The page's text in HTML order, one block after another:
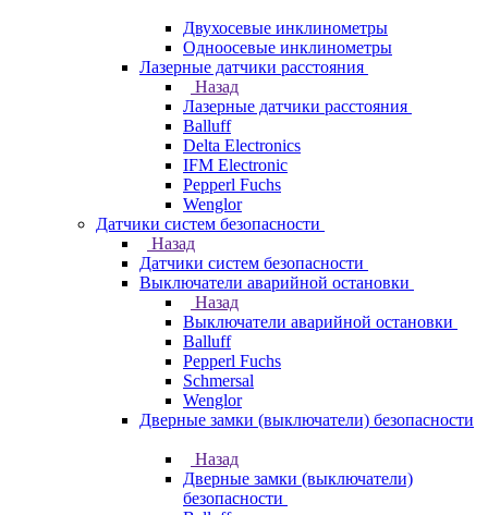
Двухосевые инклинометры
Одноосевые инклинометры
Лазерные датчики расстояния
Назад
Лазерные датчики расстояния
Balluff
Delta Electronics
IFM Electronic
Pepperl Fuchs
Wenglor
Датчики систем безопасности
Назад
Датчики систем безопасности
Выключатели аварийной остановки
Назад
Выключатели аварийной остановки
Balluff
Pepperl Fuchs
Schmersal
Wenglor
Дверные замки (выключатели) безопасности
Назад
Дверные замки (выключатели)
безопасности